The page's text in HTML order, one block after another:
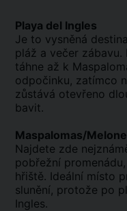
Playa del Ingles
Je to vysněná
pláž a večer zábavu.
táhne až k
odpočinku, zatímco
zůstává otevřeno
bavit.
Maspalomas/
Najdete zde
pobřežní
hřiště. Ideální místo
slunění, protože po
Ingles.